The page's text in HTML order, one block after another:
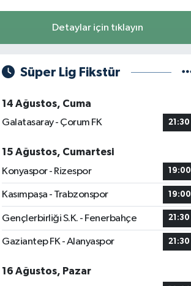
Detaylar için tıklayın
Süper Lig Fikstür
14 Ağustos, Cuma
Galatasaray - Çorum FK
21:30
15 Ağustos, Cumartesi
Konyaspor - Rizespor
19:00
Kasımpaşa - Trabzonspor 19:00
Gençlerbirliği S.K. - Fenerbahçe 21:30
Gaziantep FK - Alanyaspor 21:30
16 Ağustos, Pazar